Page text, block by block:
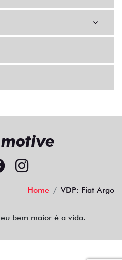
Home VDP: Fiat Argo
bem maior é a vida.